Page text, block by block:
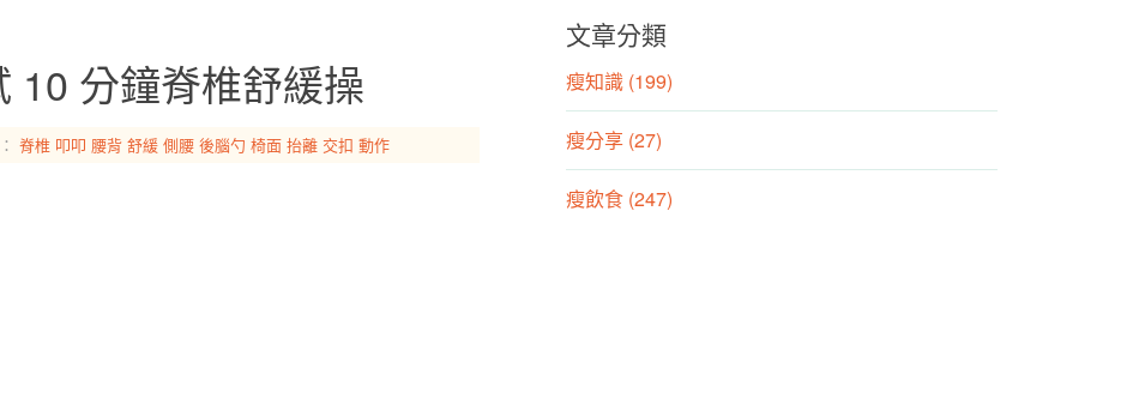
10 分鐘脊椎舒緩操
脊椎 叩叩 腰背 舒緩 側腰 後腦勺 椅面 抬離 交扣 動作
文章分類
瘦知識 (199)
瘦分享 (27)
瘦飲食 (247)